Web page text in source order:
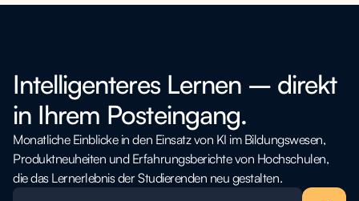
Intelligenteres Lernen – direkt
in Ihrem Posteingang.
Monatliche Einblicke in den Einsatz von KI im Bildungswesen,
Produktneuheiten und Erfahrungsberichte von Hochschulen,
die das Lernerlebnis der Studierenden neu gestalten.